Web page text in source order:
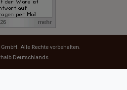
. Alle Rechte vorbehalten.
Deutschlands